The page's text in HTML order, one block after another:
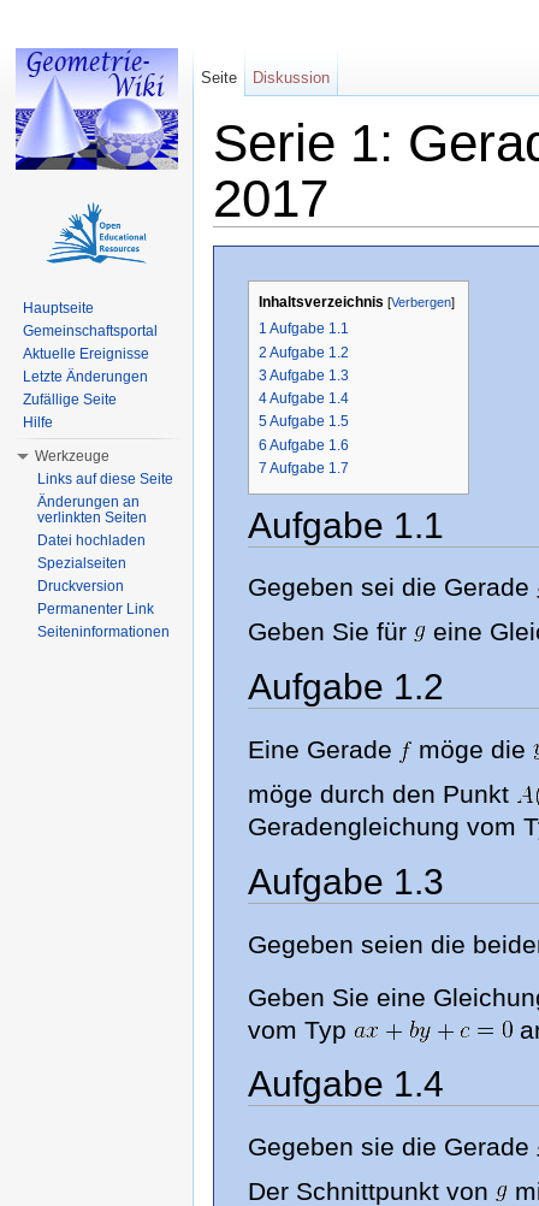
Serie 1:
2017
Inhaltsverzeichnis [Verbergen]
1 Aufgabe 1.1
2 Aufgabe 1.2
3Aufgabe 1.3
4Aufgabe 1.4
5Aufgabe 1.5
6 Aufgabe 1.6
7 Aufgabe 1.7
Aufgabe 1.1
Gegeben sei die Gerade
Geben Sie für
eine
Aufgabe 1.2
Eine Gerade
möge die
möge durch den Punkt
Geradengleichung vom
Aufgabe 1.3
Gegeben seien die
Geben Sie eine
vom Typ
Aufgabe 1.4
Gegeben sie die Gerade
Der Schnittpunkt von
Seite Diskussion
Hauptseite
Gemeinschaftsportal
Aktuelle Ereignisse
Letzte Änderungen
Zufällige Seite
Hilfe
Werkzeuge
Links auf diese Seite
Änderungen an
verlinkten Seiten
Datei hochladen
Spezialseiten
Druckversion
Permanenter Link
Seiteninformationen